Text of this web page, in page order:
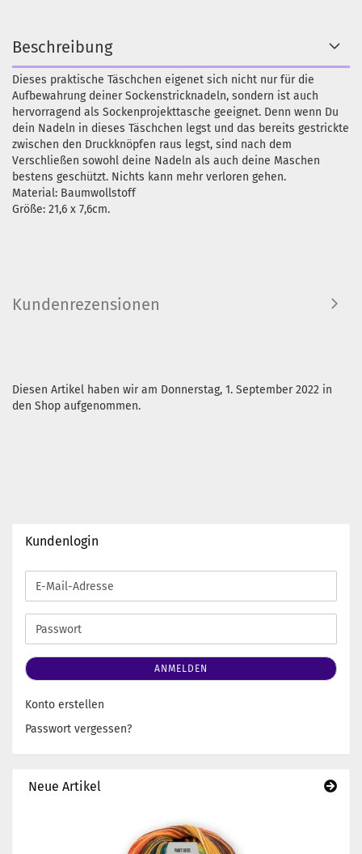
Beschreibung
Dieses praktische Täschchen eigenet sich nicht nur für die
Aufbewahrung deiner Sockenstricknadeln, sondern ist auch
hervorragend als Sockenprojekttasche geeignet. Denn wenn Du
dein Nadeln in dieses Täschchen legst und das bereits gestrickte
zwischen den Druckknöpfen raus legst, sind nach dem
Verschließen sowohl deine Nadeln als auch deine Maschen
bestens geschützt. Nichts kann mehr verloren gehen.
Material: Baumwollstoff
Größe: 21,6 x 7,6cm.
Kundenrezensionen
Diesen Artikel haben wir am Donnerstag, 1. September 2022 in
den Shop aufgenommen.
Kundenlogin
E-
Mail-
Adresse
Passwort
ANMELDEN
Konto erstellen
Passwort vergessen?
Neue Artikel